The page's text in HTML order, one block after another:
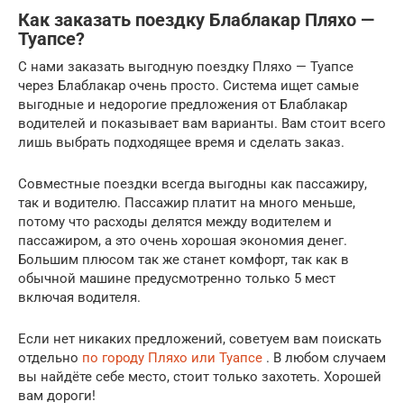
Как заказать поездку Блаблакар Пляхо —
Туапсе?
С нами заказать выгодную поездку Пляхо — Туапсе
через Блаблакар очень просто. Система ищет самые
выгодные и недорогие предложения от Блаблакар
водителей и показывает вам варианты. Вам стоит всего
лишь выбрать подходящее время и сделать заказ.
Совместные поездки всегда выгодны как пассажиру,
так и водителю. Пассажир платит на много меньше,
потому что расходы делятся между водителем и
пассажиром, а это очень хорошая экономия денег.
Большим плюсом так же станет комфорт, так как в
обычной машине предусмотренно только 5 мест
включая водителя.
Если нет никаких предложений, советуем вам поискать
отдельно по городу Пляхо или Туапсе . В любом случаем
вы найдёте себе место, стоит только захотеть. Хорошей
вам дороги!